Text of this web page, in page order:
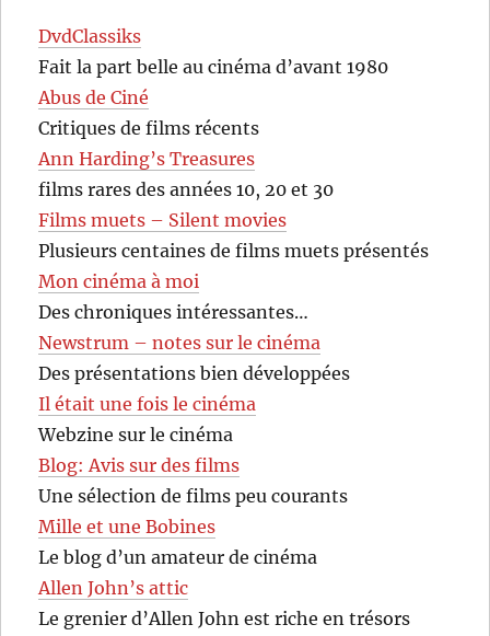
DvdClassiks
Fait la part belle au cinéma d’avant 1980
Abus de Ciné
Critiques de films récents
Ann Harding’s Treasures
films rares des années 10, 20 et 30
Films muets – Silent movies
Plusieurs centaines de films muets présentés
Mon cinéma à moi
Des chroniques intéressantes…
Newstrum – notes sur le cinéma
Des présentations bien développées
Il était une fois le cinéma
Webzine sur le cinéma
Blog: Avis sur des films
Une sélection de films peu courants
Mille et une Bobines
Le blog d’un amateur de cinéma
Allen John’s attic
Le grenier d’Allen John est riche en trésors